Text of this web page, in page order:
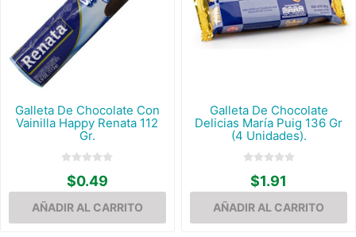
Galleta De Chocolate Con
Vainilla Happy Renata 112
Gr.
$0.49
Galleta De Chocolate
Delicias María Puig 136 Gr
(4 Unidades).
$1.91